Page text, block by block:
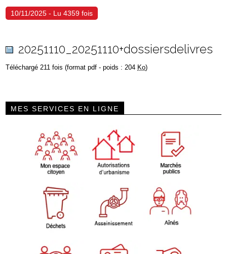
10/11/2025 - Lu 4359 fois
20251110_20251110+dossiersdelivres
Téléchargé 211 fois (format pdf - poids : 204 Ko)
MES SERVICES EN LIGNE